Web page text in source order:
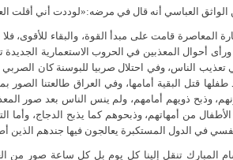
العباسي أنه قال في مرضه:«لوددت أني أقلت
المعاصرة قامت على مبدأ القوة، والبقاء للأقوى،
ورأى أحوال المعذبين في الحروب الاستعمارية
الناس، وفي احتلال صربيا للبوسنة كان الصربي
طفلها قتل البقية أمامها، وفي العراق طالعتنا
وذبح ذويهم أمامهم، ولم ينس الناس بعد صور
الأطفال من أمهاتهم، وذبحوهم كما يذبح الدجاج،
في الدول المستكبرة يعالجون فيها جندهم الذين
المبارك تنقل إلينا كل يوم بل كل ساعة صور